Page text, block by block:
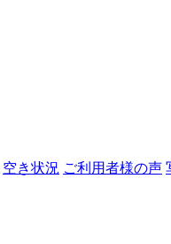
空き状況 ご利用者様の声